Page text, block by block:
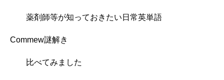
薬剤師等が知っておきたい日常英単語
Commew謎解き
比べてみました